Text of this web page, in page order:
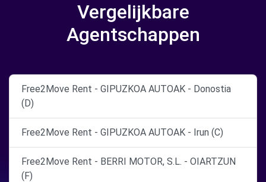
Vergelijkbare
Agentschappen
Free2Move Rent - GIPUZKOA AUTOAK - Donostia
(D)
Free2Move Rent - GIPUZKOA AUTOAK - Irun (C)
Free2Move Rent - BERRI MOTOR, S.L. - OIARTZUN
(F)